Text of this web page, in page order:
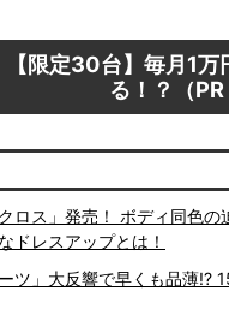
【限定30台】毎月1
る！？（PR
ロス」発売！ ボディ同色
ドレスアップとは！
ツ」大反響で早くも品薄!?